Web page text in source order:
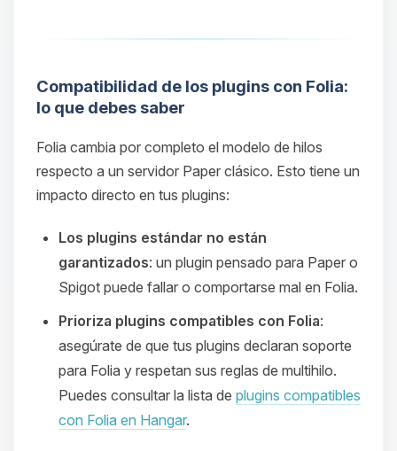
Compatibilidad de los plugins con Folia:
lo que debes saber
Folia cambia por completo el modelo de hilos
respecto a un servidor Paper clásico. Esto tiene un
impacto directo en tus plugins:
Los plugins estándar no están
garantizados: un plugin pensado para Paper o
Spigot puede fallar o comportarse mal en Folia.
Prioriza plugins compatibles con Folia:
asegúrate de que tus plugins declaran soporte
para Folia y respetan sus reglas de multihilo.
Puedes consultar la lista de plugins compatibles
con Folia en Hangar.